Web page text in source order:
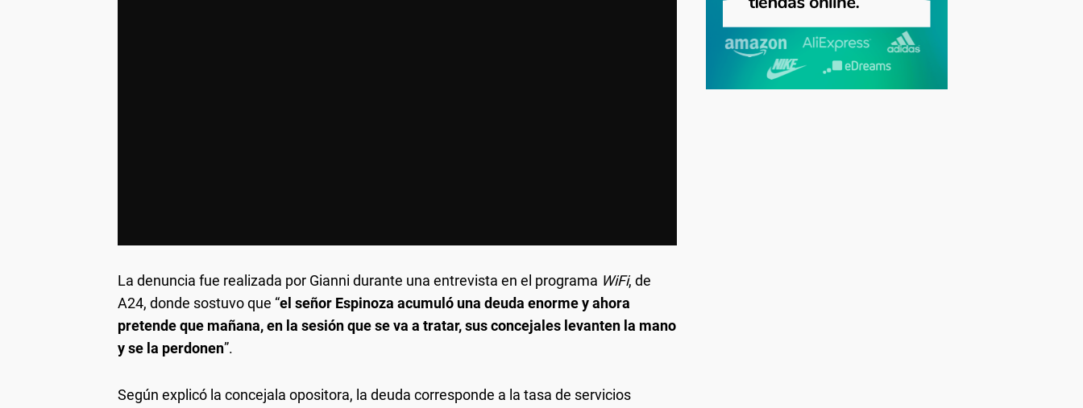
La denuncia fue realizada por Gianni durante una entrevista en el programa WiFi, de
A24, donde sostuvo que “el señor Espinoza acumuló una deuda enorme y ahora
pretende que mañana, en la sesión que se va a tratar, sus concejales levanten la mano
y se la perdonen”.
Según explicó la concejala opositora, la deuda corresponde a la tasa de servicios